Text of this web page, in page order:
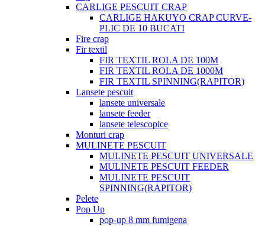
CARLIGE PESCUIT CRAP
CARLIGE HAKUYO CRAP CURVE-
PLIC DE 10 BUCATI
Fire crap
Fir textil
FIR TEXTIL ROLA DE 100M
FIR TEXTIL ROLA DE 1000M
FIR TEXTIL SPINNING(RAPITOR)
Lansete pescuit
lansete universale
lansete feeder
lansete telescopice
Monturi crap
MULINETE PESCUIT
MULINETE PESCUIT UNIVERSALE
MULINETE PESCUIT FEEDER
MULINETE PESCUIT
SPINNING(RAPITOR)
Pelete
Pop Up
pop-up 8 mm fumigena